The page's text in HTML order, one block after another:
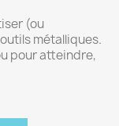
(ou
métalliques.
pour atteindre,